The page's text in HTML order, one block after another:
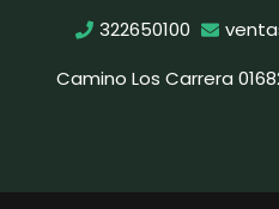
322650100
Camino Los Carrera